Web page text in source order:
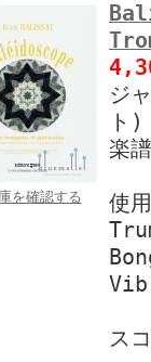
を確認する
ジ
ト)
楽
使
ス